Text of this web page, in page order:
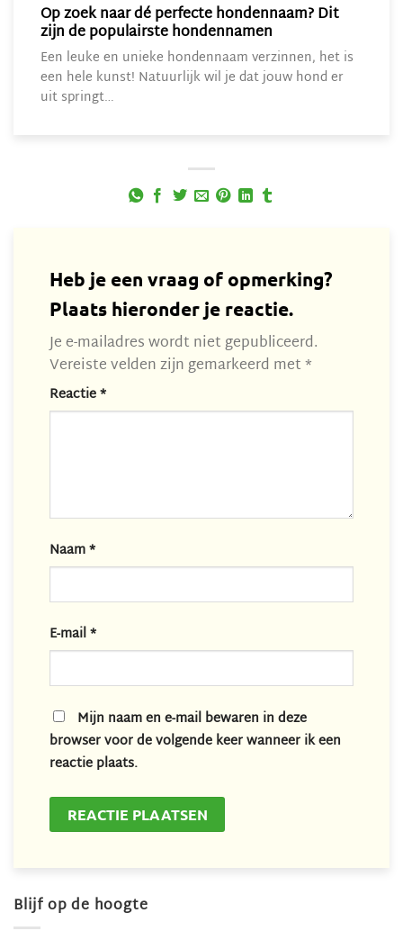
Op zoek naar dé perfecte hondennaam? Dit
zijn de populairste hondennamen
Een leuke en unieke hondennaam verzinnen, het is
een hele kunst! Natuurlijk wil je dat jouw hond er
uit springt…
Heb je een vraag of opmerking?
Plaats hieronder je reactie.
Je e-mailadres wordt niet gepubliceerd.
Vereiste velden zijn gemarkeerd met*
Reactie*
Naam*
E-mail*
Mijn naam en e-mail bewaren in deze
browser voor de volgende keer wanneer ik een
reactie plaats.
Blijf op de hoogte